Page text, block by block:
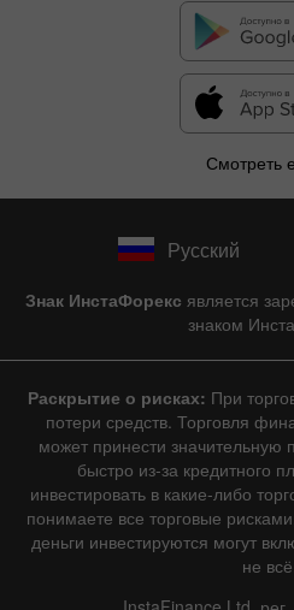
Смотреть
Русский
Знак ИнстаФорекс является
знаком
Раскрытие о рисках: При
потери средств. Торговля
может принести значительную
быстро из-за кредитного
инвестировать в какие-либо
понимаете все торговые
деньги инвестируются могут
не